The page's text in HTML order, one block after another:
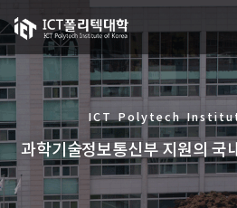
ICT Polytech
과학기술정보통신부 지원의 국